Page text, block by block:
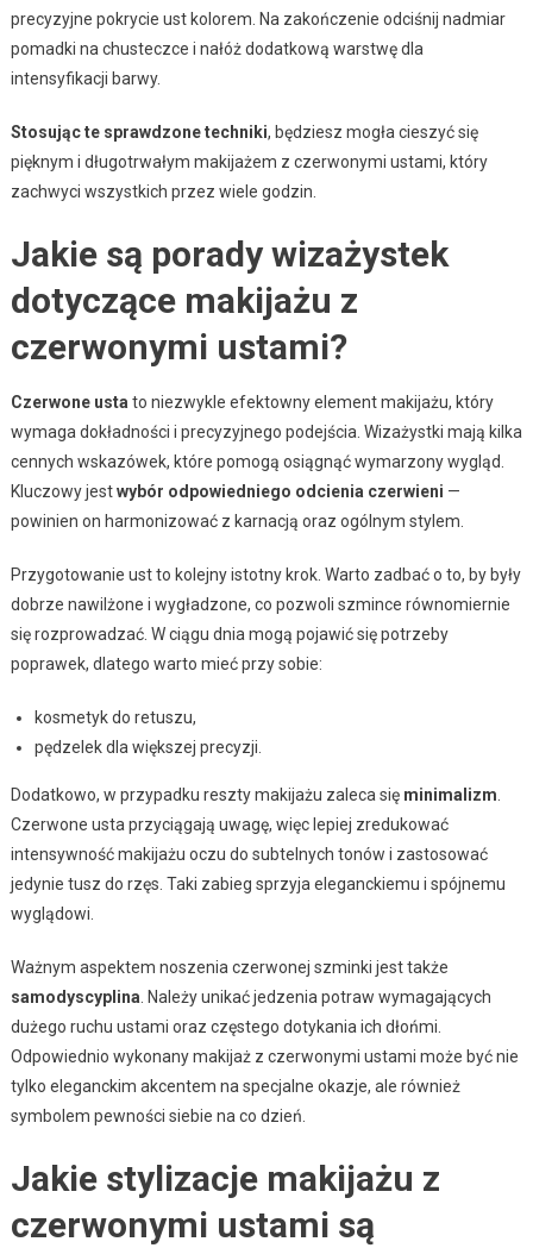
precyzyjne pokrycie ust kolorem. Na zakończenie odciśnij nadmiar
pomadki na chusteczce i nałóż dodatkową warstwę dla
intensyfikacji barwy.
Stosując te sprawdzone techniki, będziesz mogła cieszyć się
pięknym i długotrwałym makijażem z czerwonymi ustami, który
zachwyci wszystkich przez wiele godzin.
Jakie są porady wizażystek
dotyczące makijażu z
czerwonymi ustami?
Czerwone usta to niezwykle efektowny element makijażu, który
wymaga dokładności i precyzyjnego podejścia. Wizażystki mają kilka
cennych wskazówek, które pomogą osiągnąć wymarzony wygląd.
Kluczowy jestwybór odpowiedniego odcienia czerwieni —
powinien on harmonizować z karnacją oraz ogólnym stylem.
Przygotowanie ust to kolejny istotny krok. Warto zadbać o to, by były
dobrze nawilżone i wygładzone, co pozwoli szmince równomiernie
się rozprowadzać. W ciągu dnia mogą pojawić się potrzeby
poprawek, dlatego warto mieć przy sobie:
kosmetyk do retuszu,
pędzelek dla większej precyzji.
Dodatkowo, w przypadku reszty makijażu zaleca się minimalizm
Czerwone usta przyciągają uwagę, więc lepiej zredukować
intensywność makijażu oczu do subtelnych tonów i zastosować
jedynie tusz do rzęs. Taki zabieg sprzyja eleganckiemu i spójnemu
wyglądowi.
Ważnym aspektem noszenia czerwonej szminki jest także
samodyscyplina . Należy unikać jedzenia potraw wymagających
dużego ruchu ustami oraz częstego dotykania ich dłońmi.
Odpowiednio wykonany makijaż z czerwonymi ustami może być nie
tylko eleganckim akcentem na specjalne okazje, ale również
symbolem pewności siebie na co dzień.
Jakie stylizacje makijażu z
czerwonymi ustami są